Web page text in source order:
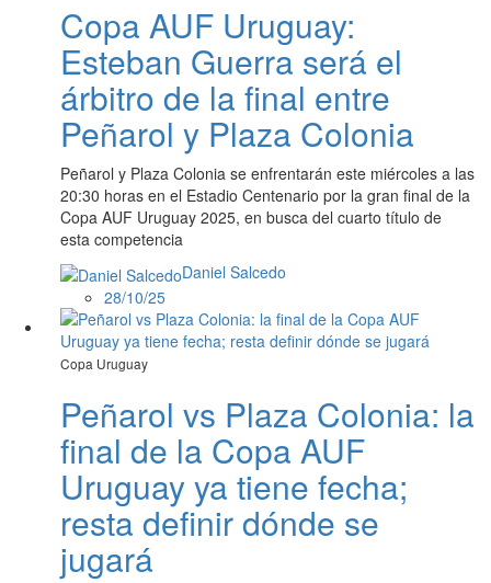
Copa AUF Uruguay:
Esteban Guerra será el
árbitro de la final entre
Peñarol y Plaza Colonia
Peñarol y Plaza Colonia se enfrentarán este miércoles a las
20:30 horas en el Estadio Centenario por la gran final de la
Copa AUF Uruguay 2025, en busca del cuarto título de
esta competencia
Daniel Salcedo
28/10/25
Copa Uruguay
Peñarol vs Plaza Colonia: la
final de la Copa AUF
Uruguay ya tiene fecha;
resta definir dónde se
jugará